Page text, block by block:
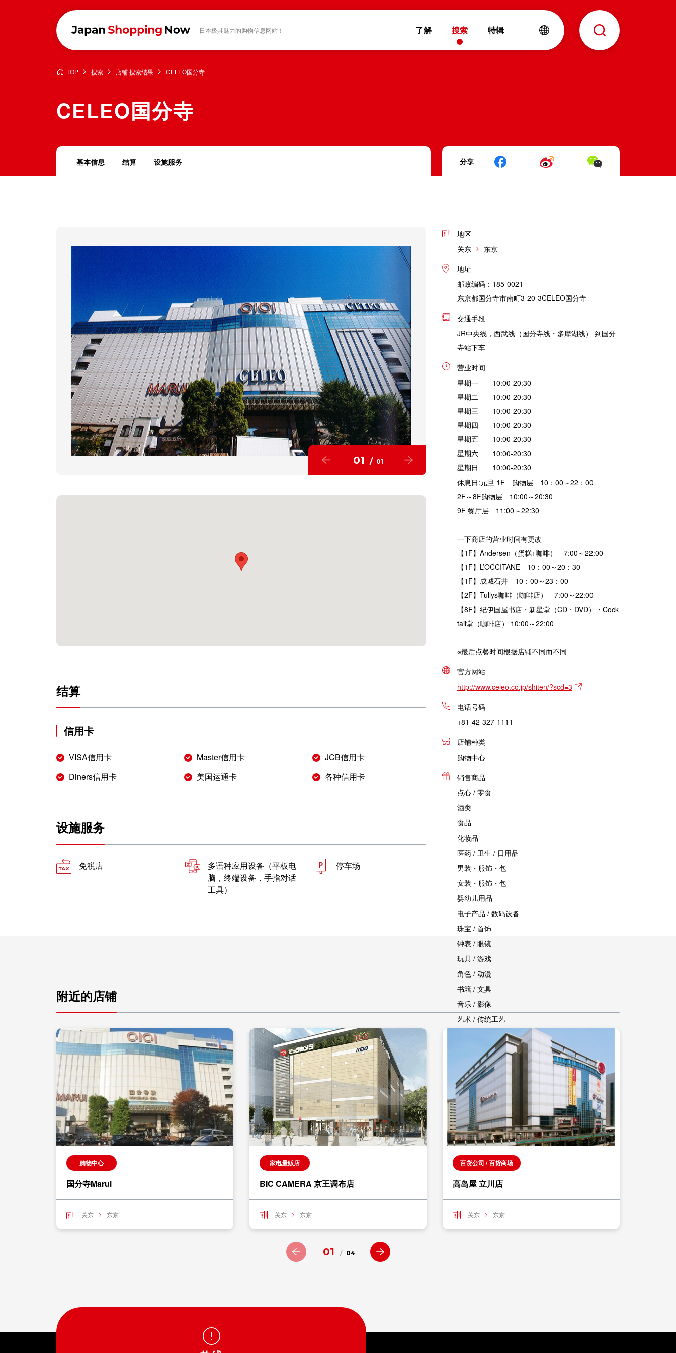
日本极具魅力的购物信息网站！ 了解 搜索 特辑
TOP 搜索 店铺 搜索结果 CELEO国分寺
CELEO国分寺
基本信息 结算 设施服务
01 / 01
分享
地区
关东
东京
地址
邮政编码：185-0021
东京都国分寺市南町3-20-3CELEO国分寺
交通手段
JR中央线，西武线（国分寺线・多摩湖线） 到国分
寺站下车
营业时间
星期一 10:00-20:30
星期二 10:00-20:30
星期三 10:00-20:30
星期四 10:00-20:30
星期五 10:00-20:30
星期六 10:00-20:30
星期日 10:00-20:30
休息日:元旦 1F 购物层 10：00～22：00
2F～8F购物层 10:00～20:30
9F 餐厅层 11:00～22:30
一下商店的营业时间有更改
【1F】Andersen（蛋糕+咖啡） 7:00～22:00
【1F】L’OCCITANE 10：00～20：30
【1F】成城石井 10：00～23：00
【2F】Tullys咖啡（咖啡店） 7:00～22:00
【8F】纪伊国屋书店・新星堂（CD・DVD）・Cock
tail堂（咖啡店） 10:00～22:00
※最后点餐时间根据店铺不同而不同
官方网站
http://www.celeo.co.jp/shiten/?scd=3
电话号码
+81-42-327-1111
店铺种类
购物中心
销售商品
点心 / 零食
酒类
食品
化妆品
医药 / 卫生 / 日用品
男装・服饰・包
女装・服饰・包
婴幼儿用品
电子产品 / 数码设备
珠宝 / 首饰
钟表 / 眼镜
玩具 / 游戏
角色 / 动漫
书籍 / 文具
音乐 / 影像
艺术 / 传统工艺
结算
信用卡
VISA信用卡 Master信用卡
JCB信用卡
Diners信用卡
美国运通卡 各种信用卡
设施服务
免税店
多语种应用设备（平板电
脑，终端设备，手指对话
工具）
停车场
附近的店铺
购物中心
国分寺Marui
关东 东京
家电量贩店
BIC CAMERA 京王调布店
关东 东京
百货公司 / 百货商场
高岛屋 立川店
关东 东京
01 / 04